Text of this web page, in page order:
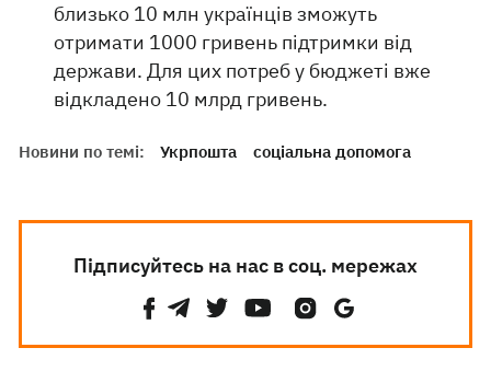
близько 10 млн українців зможуть
отримати 1000 гривень підтримки від
держави. Для цих потреб у бюджеті вже
відкладено 10 млрд гривень.
Новини по темі: Укрпошта соціальна допомога
Підписуйтесь на нас в соц. мережах